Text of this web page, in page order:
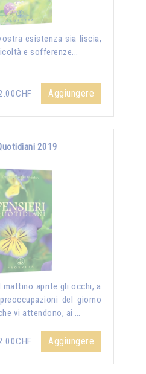
esistenza sia liscia,
e sofferenze...
Aggiungere
2019
mattino aprite gli occhi, a
del giorno
vi attendono, ai …
Aggiungere